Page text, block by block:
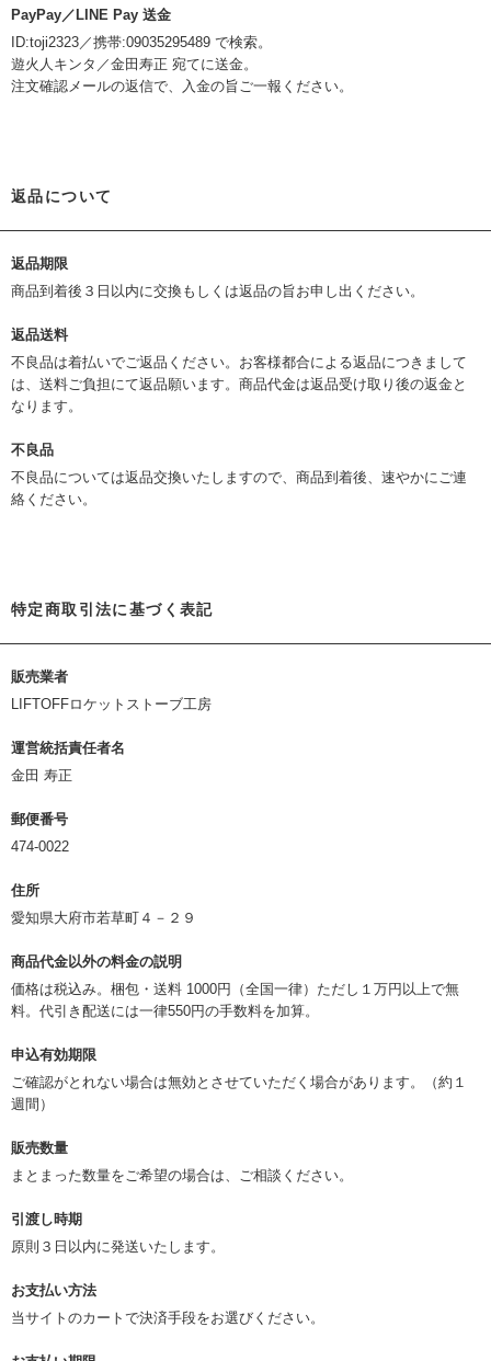
PayPay／LINE Pay 送金
ID:toji2323／携帯:09035295489 で検索。
遊火人キンタ／金田寿正 宛てに送金。
注文確認メールの返信で、入金の旨ご一報ください。
返品について
返品期限
商品到着後３日以内に交換もしくは返品の旨お申し出ください。
返品送料
不良品は着払いでご返品ください。お客様都合による返品につきまして
は、送料ご負担にて返品願います。商品代金は返品受け取り後の返金と
なります。
不良品
不良品については返品交換いたしますので、商品到着後、速やかにご連
絡ください。
特定商取引法に基づく表記
販売業者
LIFTOFFロケットストーブ工房
運営統括責任者名
金田 寿正
郵便番号
474-0022
住所
愛知県大府市若草町４－２９
商品代金以外の料金の説明
価格は税込み。梱包・送料 1000円（全国一律）ただし１万円以上で無
料。代引き配送には一律550円の手数料を加算。
申込有効期限
ご確認がとれない場合は無効とさせていただく場合があります。（約１
週間）
販売数量
まとまった数量をご希望の場合は、ご相談ください。
引渡し時期
原則３日以内に発送いたします。
お支払い方法
当サイトのカートで決済手段をお選びください。